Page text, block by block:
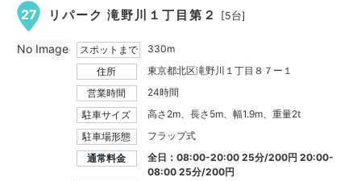
27 リパーク 滝野川１丁目第２ [5台]
スポットまで
330m
住所
東京都北区滝野川１丁目８７ー１
営業時間
24時間
駐車サイズ
高さ2m、長さ5m、幅1.9m、重量2t
駐車場形態
フラップ式
通常料金
全日：08:00-20:00 25分/200円 20:00-
08:00 25分/200円
No Image